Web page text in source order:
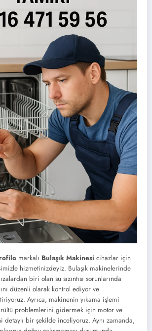
markalı Bulaşık Makinesi cihazlar için
hizmetinizdeyiz. Bulaşık makinelerinde
biri olan su sızıntısı sorunlarında
düzenli olarak kontrol ediyor ve
Ayrıca, makinenin yıkama işlemi
problemlerini gidermek için motor ve
detaylı bir şekilde inceliyoruz. Aynı zamanda,